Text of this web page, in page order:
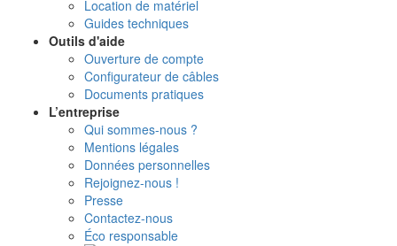
Location de matériel
Guides techniques
Outils d'aide
Ouverture de compte
Configurateur de câbles
Documents pratiques
L’entreprise
Qui sommes-nous ?
Mentions légales
Données personnelles
Rejoignez-nous !
Presse
Contactez-nous
Éco responsable